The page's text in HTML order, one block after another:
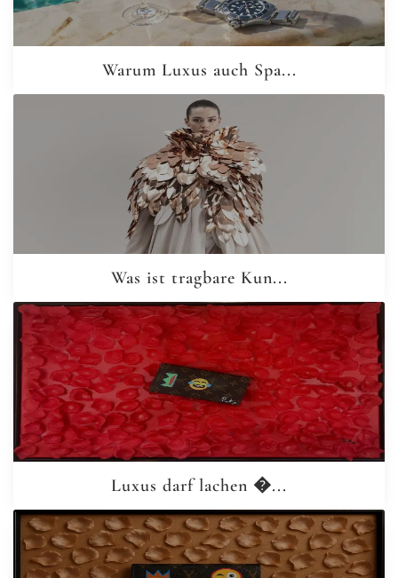
Warum Luxus auch Spa...
Was ist tragbare Kun...
Luxus darf lachen �...